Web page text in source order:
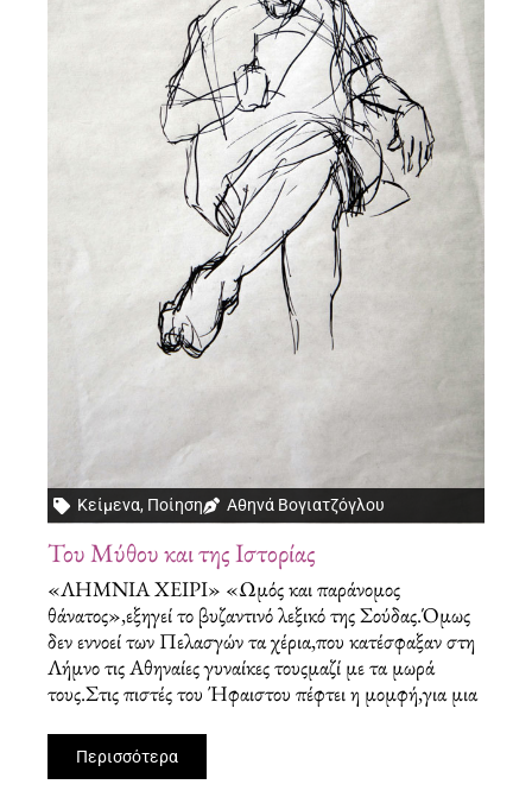
Κείμενα, Ποίηση Αθηνά Βογιατζόγλου
Του Μύθου και της Ιστορίας
«ΛΗΜΝΙΑ ΧΕΙΡΙ» «Ωμός και παράνομος
θάνατος»,εξηγεί το βυζαντινό λεξικό της Σούδας.Όμως
δεν εννοεί των Πελασγών τα χέρια,που κατέσφαξαν στη
Λήμνο τις Αθηναίες γυναίκες τουςμαζί με τα μωρά
τους.Στις πιστές του Ήφαιστου πέφτει η μομφή,για μια
Περισσότερα